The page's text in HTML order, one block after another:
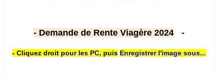
- Demande de Rente Viagère 2024 -
- Cliquez droit pour les PC, puis Enregistrer l'image sous...